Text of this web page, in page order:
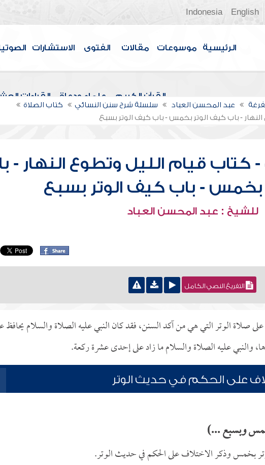
English
Indonesia
الرئيسية موسوعات مقالات الفتوى الاستشارات
القرآن الكريم علماء ودعاة القراءات
عبد المحسن العباد سلسلة شرح سنن النسائي
كتاب الصلاة
- باب كيف الوتر بخمس - باب كيف الوتر بسبع
قيام الليل وتطوع النهار -
بخمس - باب كيف الوتر بسبع
للشيخ : عبد المحسن العباد
التفريغ النصي الكامل
صلاة الوتر التي هي من آكد السنن، فقد كان النبي عليه الصلاة والسلام يحافظ
والنبي عليه الصلاة والسلام ما زاد على إحدى عشرة ركعة.
على الحكم في حديث الوتر
وبسبع ...)
بخمس وذكر الاختلاف على الحكم في حديث الوتر.